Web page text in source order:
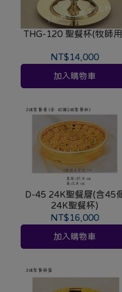
THG-120 聖餐杯(牧師
NT$14,000
加入購物車
D-45 24K聖餐層(含45
24K聖餐杯)
NT$16,000
加入購物車